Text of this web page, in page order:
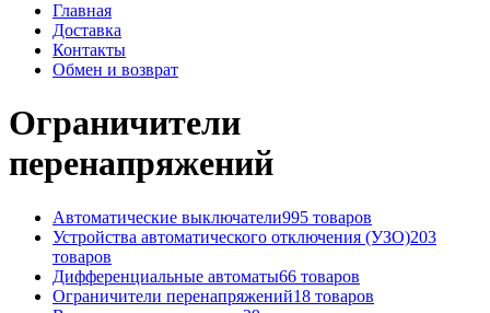
Главная
Доставка
Контакты
Обмен и возврат
Ограничители
перенапряжений
Автоматические выключатели995 товаров
Устройства автоматического отключения (УЗО)203
товаров
Дифференциальные автоматы66 товаров
Ограничители перенапряжений18 товаров